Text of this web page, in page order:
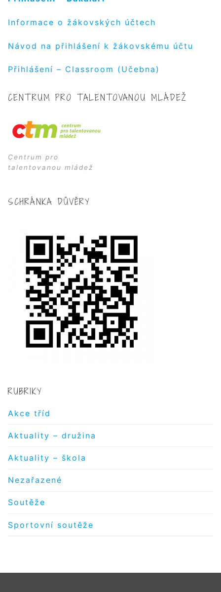
Informace o žákovských účtech
Návod na přihlášení k žákovskému účtu
Přihlášení – Classroom (Učebna)
CENTRUM PRO TALENTOVANOU MLÁDEŽ
Centrum pro
talentovanou mládež
SCHRÁNKA DŮVĚRY
RUBRIKY
Akce tříd
Aktuality – družina
Aktuality – škola
Nezařazené
Soutěže
Sportovní soutěže